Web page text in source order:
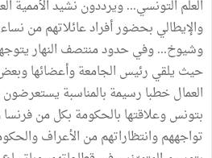
العلم التونسي... ويرددون نشيد الأممية
والإيطالي بحضور أفراد عائلاتهم من
وشيوخ... وفي حدود منتصف النهار
حيث يلقي رئيس الجامعة وأعضائها وبعض
العمال خطبا رسيمة بالمناسبة يستعرضون
بتونس وعلاقتها بالحكومة بكل من
تواجههم وانتظاراتهم من الأعراف